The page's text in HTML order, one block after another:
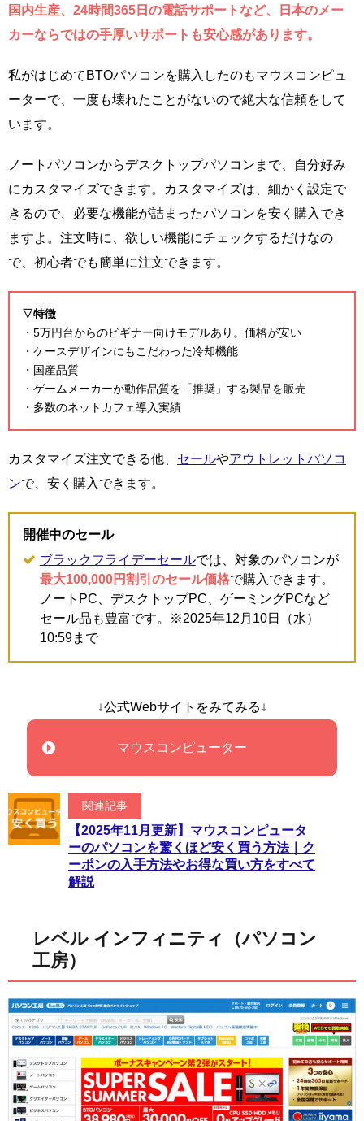
国内生産、24時間365日の電話サポートなど、日本のメー
カーならではの手厚いサポートも安心感があります。
私がはじめてBTOパソコンを購入したのもマウスコンピュ
ーターで、一度も壊れたことがないので絶大な信頼をして
います。
ノートパソコンからデスクトップパソコンまで、自分好み
にカスタマイズできます。カスタマイズは、細かく設定で
きるので、必要な機能が詰まったパソコンを安く購入でき
ますよ。注文時に、欲しい機能にチェックするだけなの
で、初心者でも簡単に注文できます。
▽特徴
・5万円台からのビギナー向けモデルあり。価格が安い
・ケースデザインにもこだわった冷却機能
・国産品質
・ゲームメーカーが動作品質を「推奨」する製品を販売
・多数のネットカフェ導入実績
カスタマイズ注文できる他、 セールやアウトレットパソコ
ンで、安く購入できます。
開催中のセール
ブラックフライデーセールでは、対象のパソコンが
最大100,000円割引のセール価格で購入できます。
ノートPC、デスクトップPC、ゲーミングPCなど
セール品も豊富です。※2025年12月10日（水）
10:59まで
↓公式Webサイトをみてみる↓
マウスコンピューター
関連記事
【2025年11月更新】マウスコンピュータ
ーのパソコンを驚くほど安く買う方法｜ク
ーポンの入手方法やお得な買い方をすべて
解説
レベル インフィニティ（パソコン
工房）